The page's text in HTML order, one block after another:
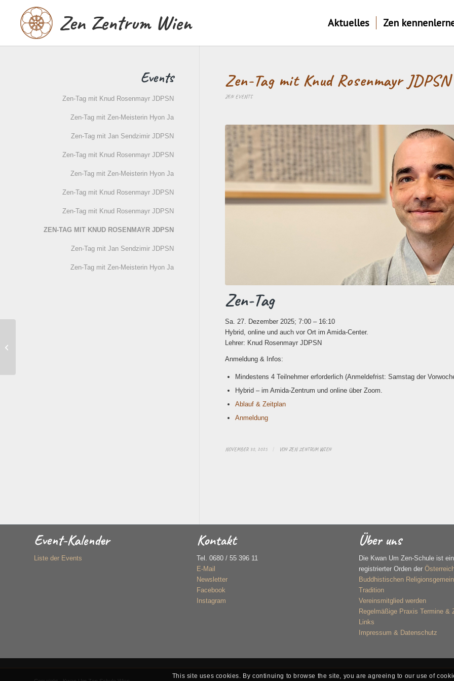
Zen Zentrum Wien Aktuelles Zen
Zen-Tag mit Knud Rosenmayr JDPSN
ZEN EVENTS
Zen-Tag
Sa. 27. Dezember 2025; 7:00 – 16:10
Hybrid, online und auch vor Ort im Amida-Center.
Lehrer: Knud Rosenmayr JDPSN
Anmeldung & Infos:
Mindestens 4 Teilnehmer erforderlich (Anmeldefrist: Samstag der
Hybrid – im Amida-Zentrum und online über Zoom.
Ablauf & Zeitplan
Anmeldung
NOVEMBER 30, 2025 / VONZEN ZENTRUM WIEN
Events
Zen-Tag mit Knud Rosenmayr JDPSN
Zen-Tag mit Zen-Meisterin Hyon Ja
Zen-Tag mit Jan Sendzimir JDPSN
Zen-Tag mit Knud Rosenmayr JDPSN
Zen-Tag mit Zen-Meisterin Hyon Ja
Zen-Tag mit Knud Rosenmayr JDPSN
Zen-Tag mit Knud Rosenmayr JDPSN
ZEN-TAG MIT KNUD ROSENMAYR JDPSN
Zen-Tag mit Jan Sendzimir JDPSN
Zen-Tag mit Zen-Meisterin Hyon Ja
Event-Kalender
Liste der Events
Kontakt
Tel. 0680 / 55 396 11
E-Mail
Newsletter
Facebook
Instagram
Über uns
Die Kwan Um Zen-Schule ist ein
registrierter Orden der
Buddhistischen
Tradition
Vereinsmitglied werden
Regelmäßige Praxis Termine &
Links
Impressum & Datenschutz
This site uses cookies. By continuing to browse the site, you are agreeing to our use of